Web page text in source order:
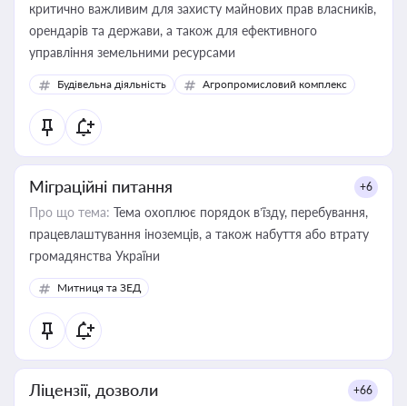
критично важливим для захисту майнових прав власників,
орендарів та держави, а також для ефективного
управління земельними ресурсами
Будівельна діяльність Агропромисловий комплекс
Міграційні питання +6
Про що тема: Тема охоплює порядок в’їзду, перебування,
працевлаштування іноземців, а також набуття або втрату
громадянства України
Митниця та ЗЕД
Ліцензії, дозволи +66